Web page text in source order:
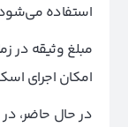
استفاده
مبلغ وثیقه
امکان اجرای